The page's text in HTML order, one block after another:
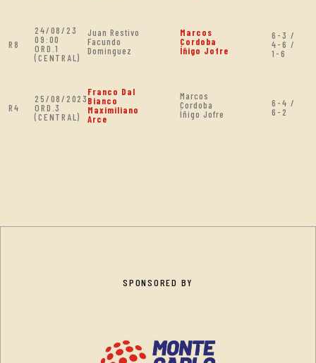
R8
24/08/23
09:00
ORD.1
(CENTRAL)
Juan Restivo
Facundo
Dominguez
Marcos
Cordoba
Íñigo Jofre
6-3 /
4-6 /
1-6
R4
25/08/2023
ORD.3
(CENTRAL)
Franco Dal
Bianco
Maximiliano
Arce
Marcos
Cordoba
Íñigo Jofre
6-4 /
6-2
SPONSORED BY